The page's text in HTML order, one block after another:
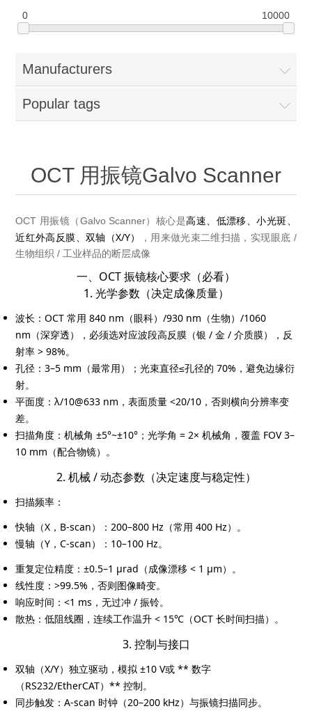
OCT数据采集卡
OCT（光学相干断层扫描）整机
OCT 光源单元
OCT扫描系统
电阻率测试仪
透光率测试仪
椭偏仪（Ellipsometer）
光能评价设备
TLM
Plasma Etching Equipment
Physical Vapor Deposition (PVD) Equipment
Chemical Vapor Deposition (CVD) Equipment
离子注入设备
Ingot Inspection
氧碳分析仪
光电直读光谱仪
X射线晶体定向仪
硅片硅块厚度
Perovskite Solar Cell
Holoeye空间光调制器
Thin-Film Lithium Niobate
相位调制器
ECV spare parts
TLM配件
Sinton Instruments 配件
标准样品（光伏）
Plasma Local Scrubber
精密电子秤
Laser dust particle counter
薄层电阻量测系统
Sun Simulator
X射线类
Customer Partner
0 10000
Manufacturers
Popular tags
OCT 用振镜Galvo Scanner
OCT 用振镜（Galvo Scanner）核心是高速、低漂移、小光斑、
近红外高反膜、双轴（X/Y）
，用来做光束二维扫描，实现眼底 /
生物组织 / 工业样品的断层成像
一、OCT 振镜核心要求（必看）
1. 光学参数（决定成像质量）
波长 ：OCT 常用840 nm（眼科）/930 nm（生物）/1060
nm（深穿透）
，必须选对应波段高反膜（银 / 金 / 介质膜）
，反
射率 > 98%。
孔径 ：3–5 mm（最常用）
；光束直径≤孔径的 70%，避免边缘衍
射。
平面度 ：λ/10@633 nm，表面质量<20/10 ，否则横向分辨率变
差。
扫描角度 ：机械角±5°~±10° ；光学角 = 2× 机械角，覆盖 FOV3–
10 mm （配合物镜）。
2. 机械 / 动态参数（决定速度与稳定性）
扫描频率 ：
快轴（X，B-scan）：200–800 Hz （常用 400 Hz）。
慢轴（Y，C-scan）： 10–100 Hz。
重复定位精度 ：±0.5–1 μrad （成像漂移 < 1 μm）。
线性度 ：>99.5% ，否则图像畸变。
响应时间 ：<1 ms ，无过冲 / 振铃。
散热 ：低阻线圈，连续工作温升 < 15℃（OCT 长时间扫描）。
3. 控制与接口
双轴（X/Y）独立驱动，模拟 ±10 V或 ** 数字
（RS232/EtherCAT）** 控制。
同步触发：A-scan 时钟（20–200 kHz）与振镜扫描同步。